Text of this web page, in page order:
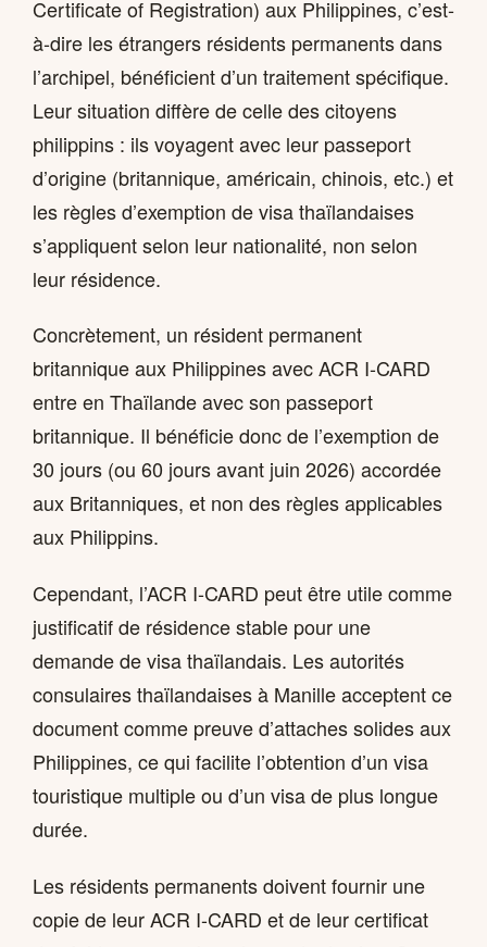
Certificate of Registration) aux Philippines, c’est-
à-dire les étrangers résidents permanents dans
l’archipel, bénéficient d’un traitement spécifique.
Leur situation diffère de celle des citoyens
philippins : ils voyagent avec leur passeport
d’origine (britannique, américain, chinois, etc.) et
les règles d’exemption de visa thaïlandaises
s’appliquent selon leur nationalité, non selon
leur résidence.
Concrètement, un résident permanent
britannique aux Philippines avec ACR I-CARD
entre en Thaïlande avec son passeport
britannique. Il bénéficie donc de l’exemption de
30 jours (ou 60 jours avant juin 2026) accordée
aux Britanniques, et non des règles applicables
aux Philippins.
Cependant, l’ACR I-CARD peut être utile comme
justificatif de résidence stable pour une
demande de visa thaïlandais. Les autorités
consulaires thaïlandaises à Manille acceptent ce
document comme preuve d’attaches solides aux
Philippines, ce qui facilite l’obtention d’un visa
touristique multiple ou d’un visa de plus longue
durée.
Les résidents permanents doivent fournir une
copie de leur ACR I-CARD et de leur certificat